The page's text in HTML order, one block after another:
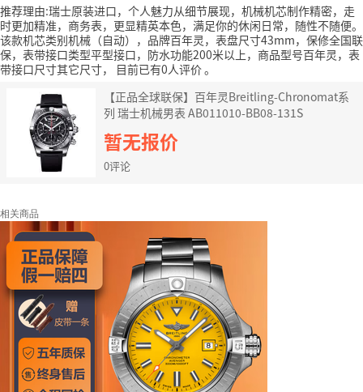
推荐理由:瑞士原装进口，个人魅力从细节展现，机械机芯制作精密，走
时更加精准，商务表，更显精英本色，满足你的休闲日常，随性不随便。
该款机芯类别机械（自动），品牌百年灵，表盘尺寸43mm，保修全国联
保，表带接口类型平型接口，防水功能200米以上，商品型号百年灵，表
带接口尺寸其它尺寸，
目前已有0人评价。
【正品全球联保】百年灵Breitling-Chronomat系
列 瑞士机械男表 AB011010-BB08-131S
暂无报价
0评论
相关商品